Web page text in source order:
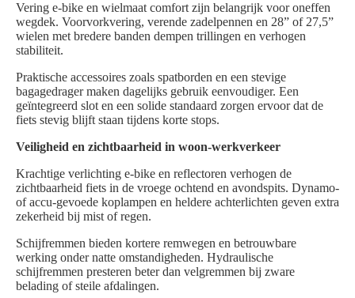
Vering e-bike en wielmaat comfort zijn belangrijk voor oneffen
wegdek. Voorvorkvering, verende zadelpennen en 28” of 27,5”
wielen met bredere banden dempen trillingen en verhogen
stabiliteit.
Praktische accessoires zoals spatborden en een stevige
bagagedrager maken dagelijks gebruik eenvoudiger. Een
geïntegreerd slot en een solide standaard zorgen ervoor dat de
fiets stevig blijft staan tijdens korte stops.
Veiligheid en zichtbaarheid in woon-werkverkeer
Krachtige verlichting e-bike en reflectoren verhogen de
zichtbaarheid fiets in de vroege ochtend en avondspits. Dynamo-
of accu-gevoede koplampen en heldere achterlichten geven extra
zekerheid bij mist of regen.
Schijfremmen bieden kortere remwegen en betrouwbare
werking onder natte omstandigheden. Hydraulische
schijfremmen presteren beter dan velgremmen bij zware
belading of steile afdalingen.